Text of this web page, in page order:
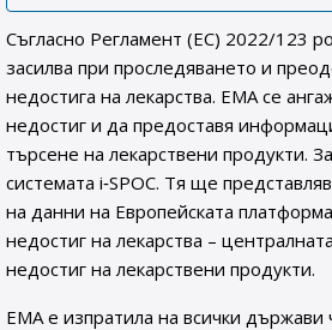
Съгласно Регламент (ЕС) 2022/123
засилва при проследяването и
недостига на лекарства. ЕМА се
недостиг и да предоставя
търсене на лекарствени продукти.
системата i‑SPOC. Тя ще
на данни на Европейската
недостиг на лекарства –
недостиг на лекарствени продукти.
ЕМА е изпратила на всички държави